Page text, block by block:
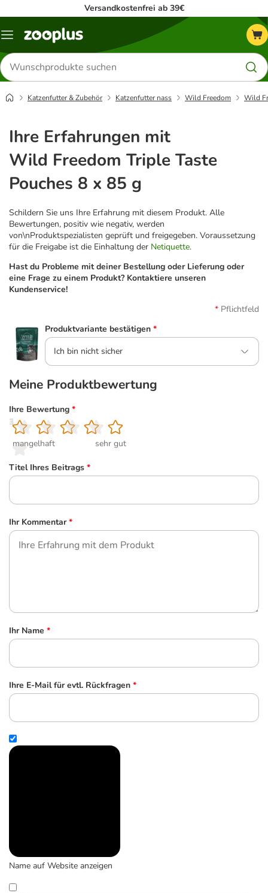
Versandkostenfrei ab 39€
Menü
Produkte
suchen
Katzenfutter & Zubehör Katzenfutter nass Wild Freedom Wild
Ihre Erfahrungen mit
Wild Freedom Triple Taste
Pouches 8 x 85 g
Schildern Sie uns Ihre Erfahrung mit diesem Produkt. Alle
Bewertungen, positiv wie negativ, werden
von\nProduktspezialisten geprüft und freigegeben. Voraussetzung
für die Freigabe ist die Einhaltung der Netiquette.
Hast du Probleme mit deiner Bestellung oder Lieferung oder
eine Frage zu einem Produkt? Kontaktiere unseren
Kundenservice!
Pflichtfeld
Produktvariante bestätigen *
Ich bin nicht sicher
Meine Produktbewertung
Ihre Bewertung *
1
mangelhaft
2
3
4
5
sehr gut
Titel Ihres Beitrags *
Ihr Kommentar *
Ihr Name *
Ihre E-Mail für evtl. Rückfragen *
Name auf Website anzeigen